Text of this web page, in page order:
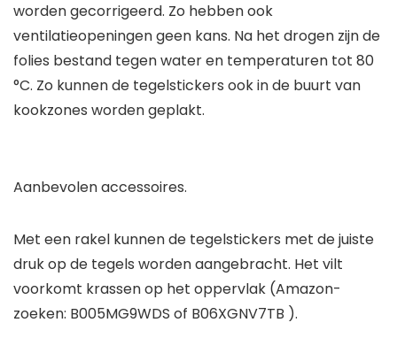
worden gecorrigeerd. Zo hebben ook
ventilatieopeningen geen kans. Na het drogen zijn de
folies bestand tegen water en temperaturen tot 80
°C. Zo kunnen de tegelstickers ook in de buurt van
kookzones worden geplakt.
Aanbevolen accessoires.
Met een rakel kunnen de tegelstickers met de juiste
druk op de tegels worden aangebracht. Het vilt
voorkomt krassen op het oppervlak (Amazon-
zoeken: B005MG9WDS of B06XGNV7TB ).